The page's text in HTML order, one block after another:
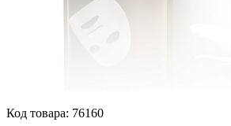
Код товара: 76160